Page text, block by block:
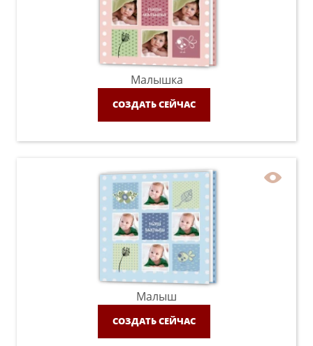
Малышка
СОЗДАТЬ СЕЙЧАС
Малыш
СОЗДАТЬ СЕЙЧАС